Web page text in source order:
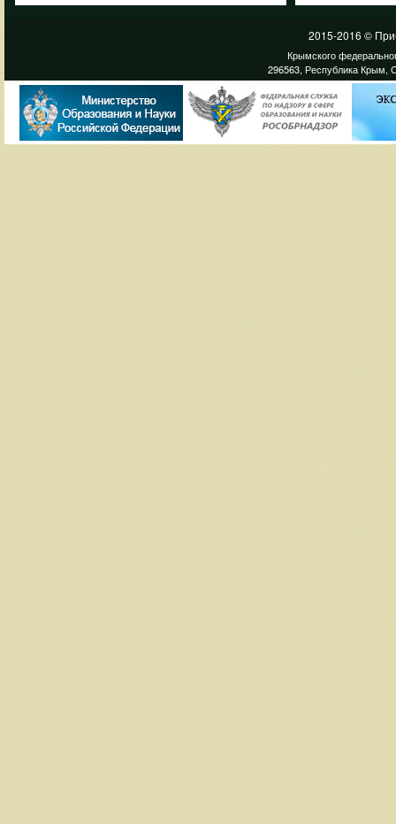
2015-2016 ©
Крымского
296563, Республика Крым,